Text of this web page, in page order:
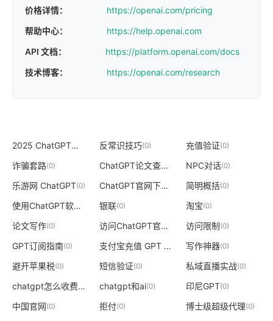
价格详情：
https://openai.com/pricing
帮助中心：
https://help.openai.com
API 文档：
https://platform.openai.com/docs
技术博客：
https://openai.com/research
2025 ChatGPT入口 反常识技巧(0) 充值验证(0)
诈骗套路(0) ChatGPT论文查重 NPC对话(0)
乐游网 ChatGPT(0) ChatGPT官网下载 简明概括(0)
使用ChatGPT软件 银联(0) 淘宝(0)
论文写作(0) 访问ChatGPT官网 访问限制(0)
GPT订阅指南(0) 支付宝充值 GPT Plus (0)写作神器(0)
避开苹果税(0) 短信验证(0) 私域直播实战(0)
chatgpt怎么收费
(0) chatgpt和ai(0) 印尼GPT(0)
中国官网(0) 拒付(0) 博士级超级代理(0)